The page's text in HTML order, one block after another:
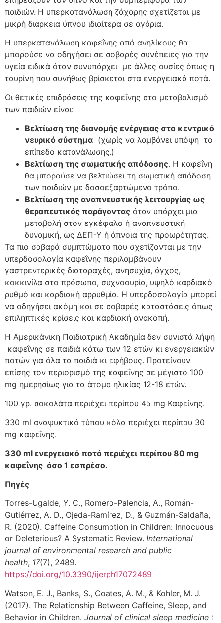
παιδιών. Η υπερκατανάλωση ζάχαρης σχετίζεται με
μικρή διάρκεια ύπνου ιδιαίτερα σε αγόρια.
Η υπερκατανάλωση καφεΐνης από ανηλίκους θα
μπορούσε να οδηγήσει σε σοβαρές συνέπειες για την
υγεία ειδικά όταν συνυπάρχει με άλλες ουσίες όπως η
ταυρίνη που συνήθως βρίσκεται στα ενεργειακά ποτά.
Οι θετικές επιδράσεις της καφεΐνης στο μεταβολισμό
των παιδιών είναι:
Βελτίωση της διανομής ενέργειας στο κεντρικό
νευρικό σύστημα (χωρίς να λαμβάνει υπόψη το
επίπεδο κατανάλωσης.)
Βελτίωση της σωματικής απόδοσης. Η καφεΐνη
θα μπορούσε να βελτιώσει τη σωματική απόδοση
των παιδιών με δοσοεξαρτώμενο τρόπο.
Βελτίωση της αναπνευστικής λειτουργίας ως
θεραπευτικός παράγοντας όταν υπάρχει μια
μεταβολή στον εγκέφαλο ή αναπνευστική
δυναμική, ως ΔΕΠ-Υ ή άπνοια της προωρότητας.
Τα πιο σοβαρά συμπτώματα που σχετίζονται με την
υπερδοσολογία καφεΐνης περιλαμβάνουν
γαστρεντερικές διαταραχές, ανησυχία, άγχος,
κοκκινίλα στο πρόσωπο, συχνοουρία, υψηλό καρδιακό
ρυθμό και καρδιακή αρρυθμία. Η υπερδοσολογία μπορεί
να οδηγήσει ακόμη και σε σοβαρές καταστάσεις όπως
επιληπτικές κρίσεις και καρδιακή ανακοπή.
Η Αμερικάνικη Παιδιατρική Ακαδημία δεν συνιστά λήψη
καφεΐνης σε παιδιά κάτω των 12 ετών κι ενεργειακών
ποτών για όλα τα παιδιά κι εφήβους. Προτείνουν
επίσης τον περιορισμό της καφεΐνης σε μέγιστο 100
mg ημερησίως για τα άτομα ηλικίας 12-18 ετών.
100 γρ. σοκολάτα περιέχει περίπου 45 mg Καφεΐνης.
330 ml αναψυκτικό τύπου κόλα περιέχει περίπου 30
mg καφεΐνης.
330 ml ενεργειακό ποτό περιέχει περίπου 80 mg
καφεΐνης όσο 1 εσπρέσο.
Πηγές
Torres-Ugalde, Y. C., Romero-Palencia, A., Román-
Gutiérrez, A. D., Ojeda-Ramírez, D., & Guzmán-Saldaña,
R. (2020). Caffeine Consumption in Children: Innocuous
or Deleterious? A Systematic Review. International
journal of environmental research and public
health, 17(7), 2489.
https://doi.org/10.3390/ijerph17072489
Watson, E. J., Banks, S., Coates, A. M., & Kohler, M. J.
(2017). The Relationship Between Caffeine, Sleep, and
Behavior in Children. Journal of clinical sleep medicine :